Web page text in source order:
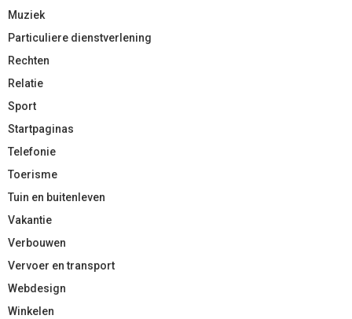
Muziek
Particuliere dienstverlening
Rechten
Relatie
Sport
Startpaginas
Telefonie
Toerisme
Tuin en buitenleven
Vakantie
Verbouwen
Vervoer en transport
Webdesign
Winkelen